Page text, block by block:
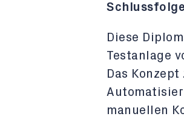
Diese
Testanlage
Das
manuellen